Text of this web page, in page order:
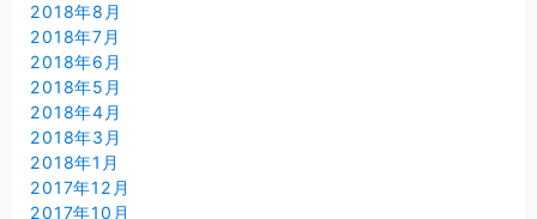
2018年8月
2018年7月
2018年6月
2018年5月
2018年4月
2018年3月
2018年1月
2017年12月
2017年10月